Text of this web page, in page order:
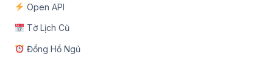
Open API
Tờ Lịch Cũ
Đồng Hồ Ngủ